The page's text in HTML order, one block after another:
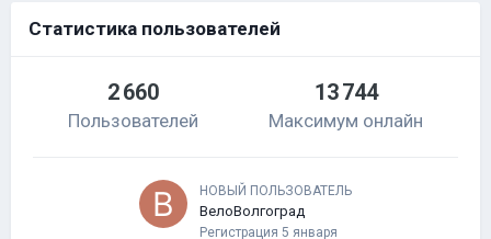
Статистика пользователей
2 660
Пользователей
13 744
Максимум онлайн
НОВЫЙ ПОЛЬЗОВАТЕЛЬ
ВелоВолгоград
Регистрация 5 января